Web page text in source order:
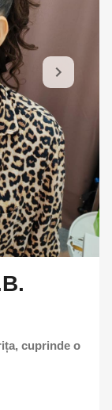
cuprinde o